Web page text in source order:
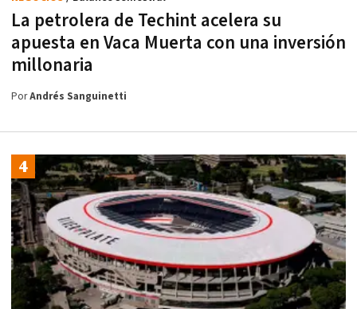
La petrolera de Techint acelera su
apuesta en Vaca Muerta con una inversión
millonaria
PorAndrés Sanguinetti